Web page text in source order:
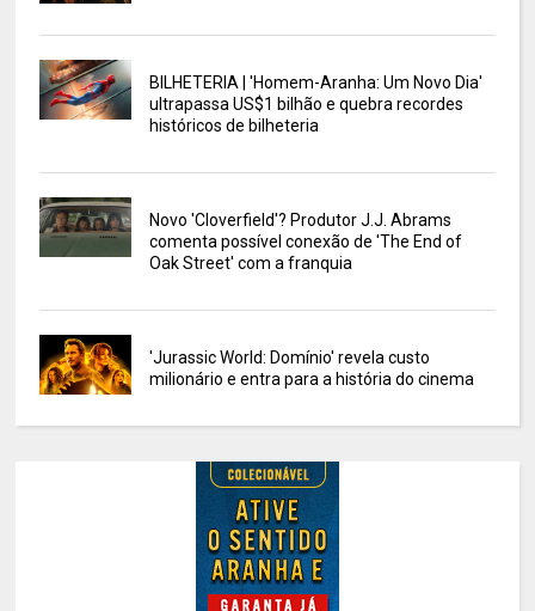
BILHETERIA | 'Homem-Aranha: Um Novo Dia'
ultrapassa US$1 bilhão e quebra recordes
históricos de bilheteria
Novo 'Cloverfield'? Produtor J.J. Abrams
comenta possível conexão de 'The End of
Oak Street' com a franquia
'Jurassic World: Domínio' revela custo
milionário e entra para a história do cinema